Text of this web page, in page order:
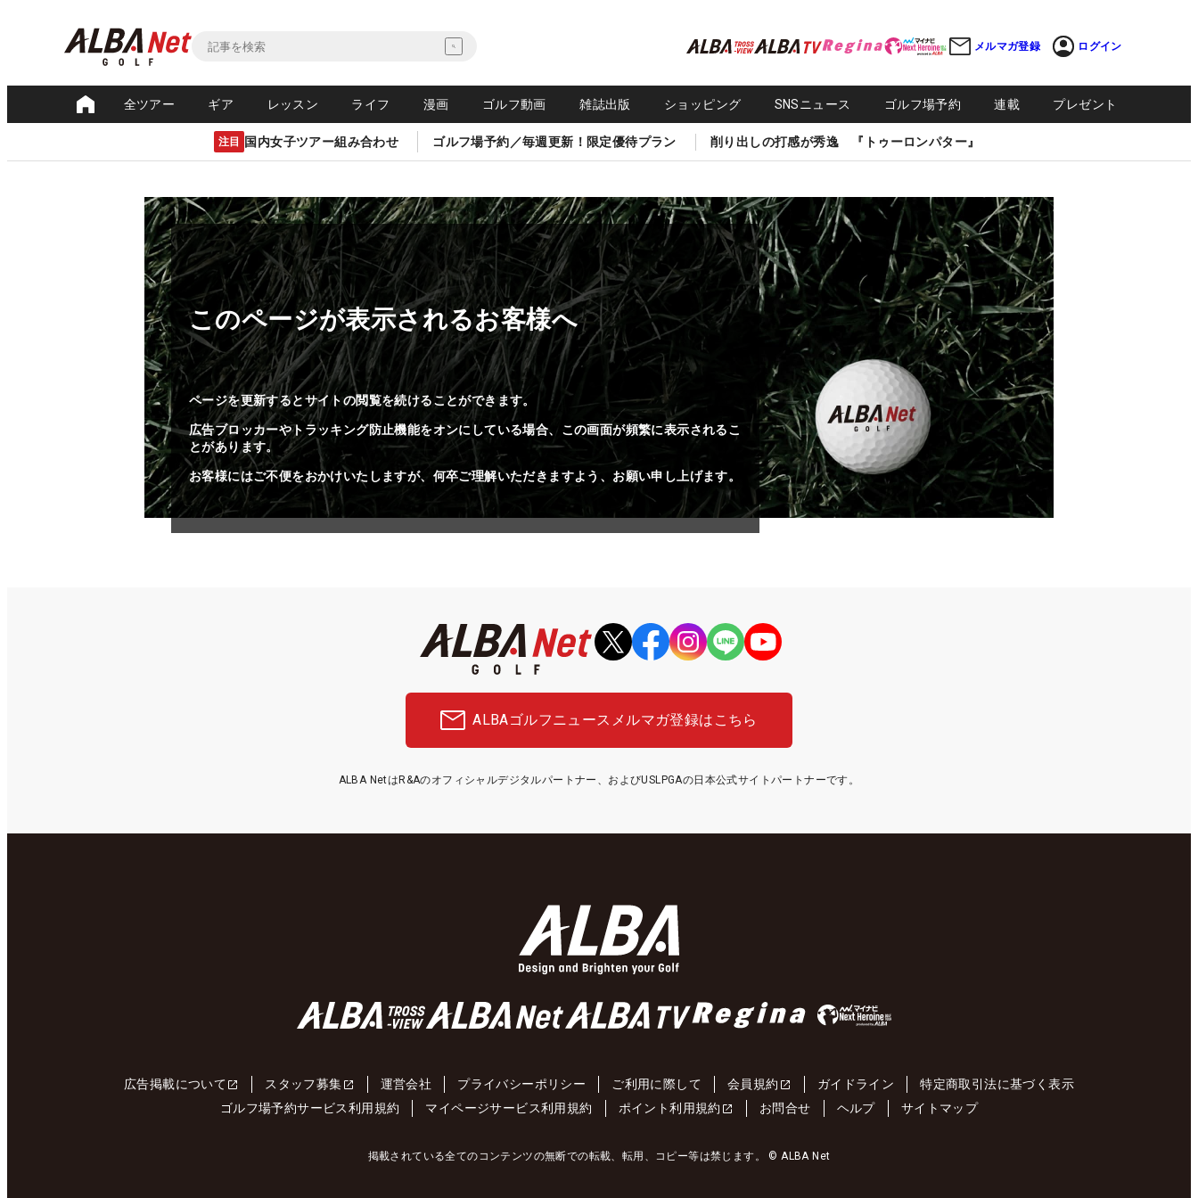
メルマガ登録 ログイン
全ツアー ギア レッスン ライフ 漫画 ゴルフ動画 雑誌出版 ショッピング SNSニュース ゴルフ場予約 連載 プレゼント
注目 国内女子ツアー組み合わせ ゴルフ場予約／毎週更新！限定優待プラン 削り出しの打感が秀逸 『トゥーロンパター』
このページが表示されるお客様へ
ページを更新するとサイトの閲覧を続けることができます。
広告ブロッカーやトラッキング防止機能をオンにしている場合、この画面が頻繁に表示されるこ
とがあります。
お客様にはご不便をおかけいたしますが、何卒ご理解いただきますよう、お願い申し上げます。
ALBAゴルフニュース メルマガ登録はこちら
ALBA NetはR&Aのオフィシャルデジタルパートナー、およびUSLPGAの日本公式サイトパートナーです。
広告掲載について スタッフ募集 運営会社 プライバシーポリシー ご利用に際して 会員規約 ガイドライン
特定商取引法に基づく表示
ゴルフ場予約サービス利用規約
マイページサービス利用規約 ポイント利用規約 お問合せ ヘルプ サイトマップ
掲載されている全てのコンテンツの無断での転載、転用、コピー等は禁じます。 © ALBA Net